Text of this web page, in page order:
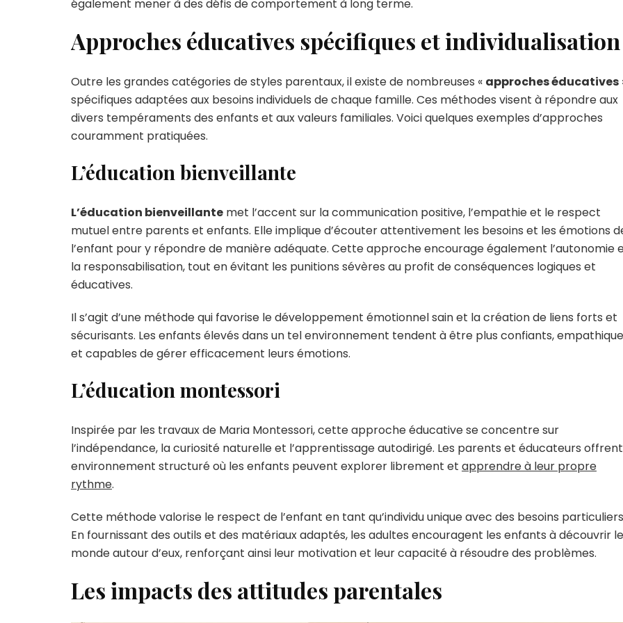
également mener à des défis de comportement à long terme.
Approches éducatives spécifiques et individualisation
Outre les grandes catégories de styles parentaux, il existe de nombreuses « approches éducatives
spécifiques adaptées aux besoins individuels de chaque famille. Ces méthodes visent à répondre aux
divers tempéraments des enfants et aux valeurs familiales. Voici quelques exemples d’approches
couramment pratiquées.
L’éducation bienveillante
L’éducation bienveillante met l’accent sur la communication positive, l’empathie et le respect
mutuel entre parents et enfants. Elle implique d’écouter attentivement les besoins et les émotions
l’enfant pour y répondre de manière adéquate. Cette approche encourage également l’autonomie
la responsabilisation, tout en évitant les punitions sévères au profit de conséquences logiques et
éducatives.
Il s’agit d’une méthode qui favorise le développement émotionnel sain et la création de liens forts et
sécurisants. Les enfants élevés dans un tel environnement tendent à être plus confiants,
et capables de gérer efficacement leurs émotions.
L’éducation montessori
Inspirée par les travaux de Maria Montessori, cette approche éducative se concentre sur
l’indépendance, la curiosité naturelle et l’apprentissage autodirigé. Les parents et éducateurs
environnement structuré où les enfants peuvent explorer librement et apprendre à leur propre
rythme.
Cette méthode valorise le respect de l’enfant en tant qu’individu unique avec des besoins
En fournissant des outils et des matériaux adaptés, les adultes encouragent les enfants à découvrir le
monde autour d’eux, renforçant ainsi leur motivation et leur capacité à résoudre des problèmes.
Les impacts des attitudes parentales